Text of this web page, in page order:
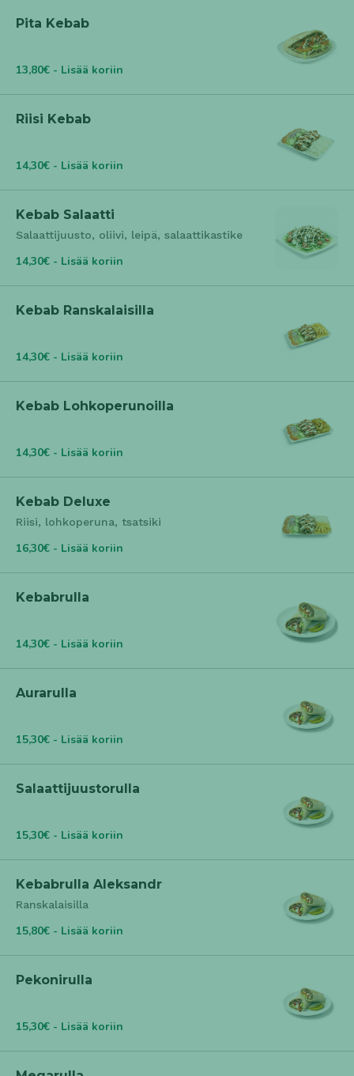
Pita Kebab
13,80€ - Lisää koriin
Riisi Kebab
14,30€ - Lisää koriin
Kebab Salaatti
Salaattijuusto, oliivi, leipä, salaattikastike
14,30€ - Lisää koriin
Kebab Ranskalaisilla
14,30€ - Lisää koriin
Kebab Lohkoperunoilla
14,30€ - Lisää koriin
Kebab Deluxe
Riisi, lohkoperuna, tsatsiki
16,30€ - Lisää koriin
Kebabrulla
14,30€ - Lisää koriin
Aurarulla
15,30€ - Lisää koriin
Salaattijuustorulla
15,30€ - Lisää koriin
Kebabrulla Aleksandr
Ranskalaisilla
15,80€ - Lisää koriin
Pekonirulla
15,30€ - Lisää koriin